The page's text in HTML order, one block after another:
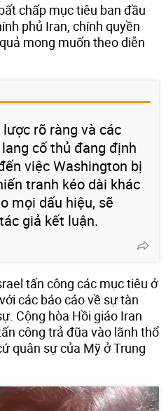
chấp mục tiêu ban đầu
phủ Iran, chính quyền
mong muốn theo diễn
rõ ràng và các
cố thủ đang định
việc Washington bị
tranh kéo dài khác
mọi dấu hiệu, sẽ
giả kết luận.
tấn công các mục tiêu ở
các báo cáo về sự tàn
Cộng hòa Hồi giáo Iran
công trả đũa vào lãnh thổ
quân sự của Mỹ ở Trung